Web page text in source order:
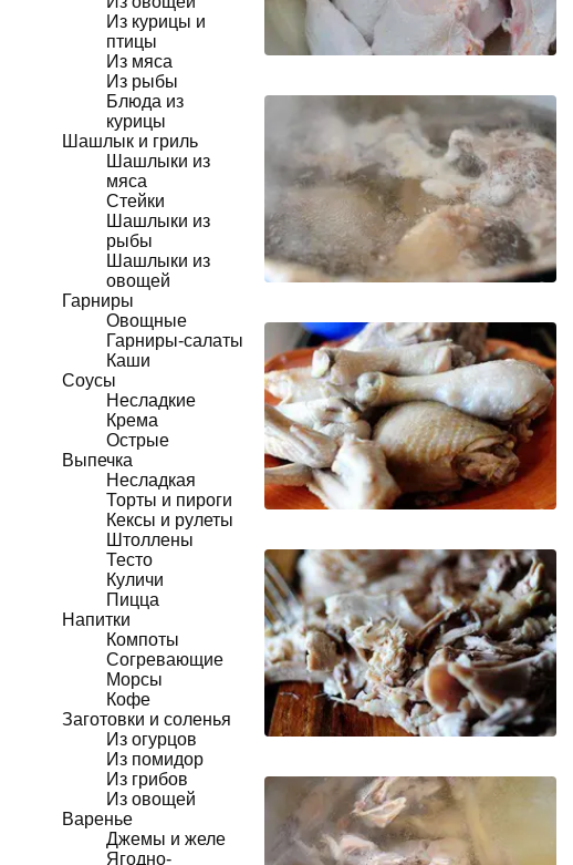
Из курицы и
птицы
Из мяса
Из рыбы
Блюда из
курицы
Шашлык и гриль
Шашлыки из
мяса
Стейки
Шашлыки из
рыбы
Шашлыки из
овощей
Гарниры
Овощные
Гарниры-салаты
Каши
Соусы
Несладкие
Крема
Острые
Выпечка
Несладкая
Торты и пироги
Кексы и рулеты
Штоллены
Тесто
Куличи
Пицца
Напитки
Компоты
Согревающие
Морсы
Кофе
Заготовки и соленья
Из огурцов
Из помидор
Из грибов
Из овощей
Варенье
Джемы и желе
Ягодно-